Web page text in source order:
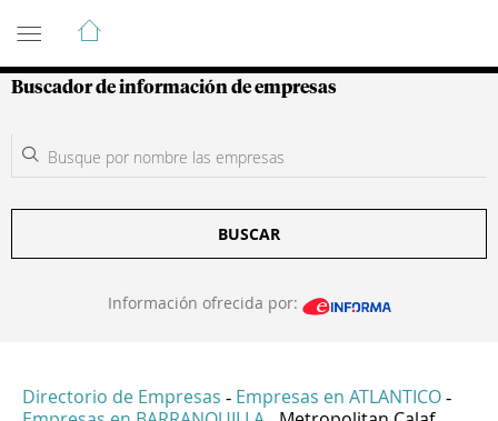
Guía de Empresas Colombianas
Buscador de información de empresas
BUSCAR
Información ofrecida por:
Directorio de Empresas - Empresas en ATLANTICO -